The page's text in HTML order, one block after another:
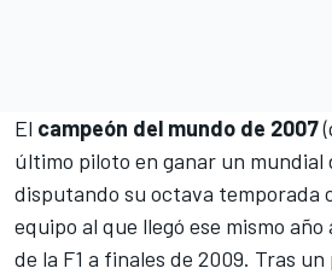
El campeón del mundo de 2007
último piloto en ganar un mundial
disputando su octava temporada
equipo al que llegó ese mismo
de la F1 a finales de 2009. Tras un